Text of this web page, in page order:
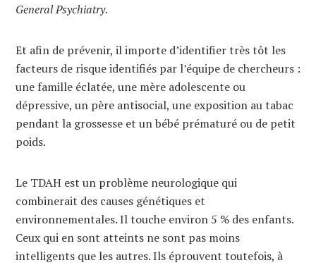
General Psychiatry.
Et afin de prévenir, il importe d’identifier très tôt les
facteurs de risque identifiés par l’équipe de chercheurs :
une famille éclatée, une mère adolescente ou
dépressive, un père antisocial, une exposition au tabac
pendant la grossesse et un bébé prématuré ou de petit
poids.
Le TDAH est un problème neurologique qui
combinerait des causes génétiques et
environnementales. Il touche environ 5 % des enfants.
Ceux qui en sont atteints ne sont pas moins
intelligents que les autres. Ils éprouvent toutefois, à